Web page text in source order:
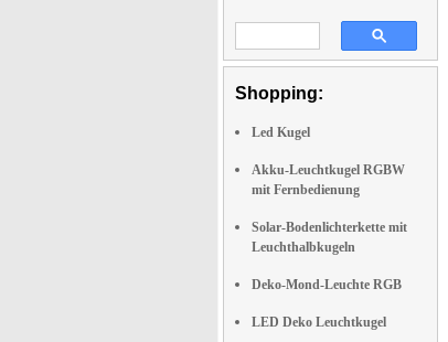
Shopping:
Led Kugel
Akku-Leuchtkugel RGBW
mit Fernbedienung
Solar-Bodenlichterkette mit
Leuchthalbkugeln
Deko-Mond-Leuchte RGB
LED Deko Leuchtkugel